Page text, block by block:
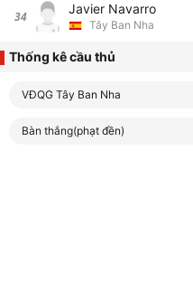
34 Javier Navarro
Tây Ban Nha
Thống kê cầu thủ
VĐQG Tây Ban Nha
Bàn thắng(phạt đền)